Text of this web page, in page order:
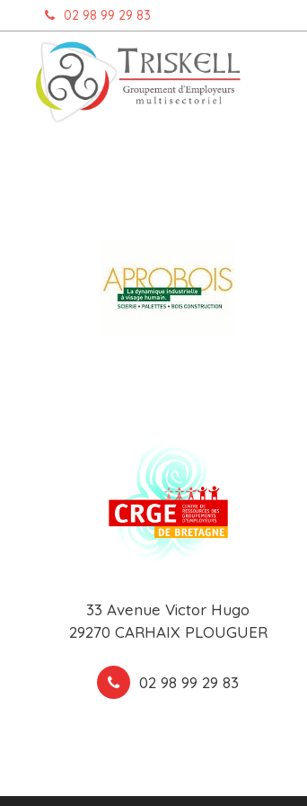
au
contenu
02 98 99 29 83
33 Avenue Victor Hugo
29270 CARHAIX PLOUGUER
02 98 99 29 83